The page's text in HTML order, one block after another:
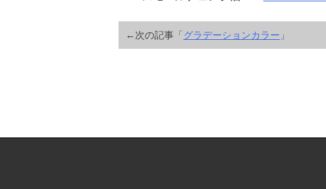
←次の記事「 グラデーションカラー 」